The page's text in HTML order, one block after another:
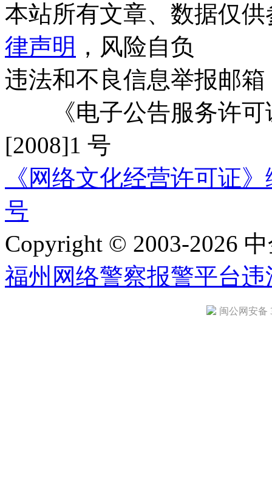
本站所有文章、数据仅
律声明 ，风险自负
违法和不良信息举报邮箱
《电子公告服务许可
[2008]1 号
《网络文化经营许可证
号
Copyright © 2003-2026
福州网络警察报警平台违
闽公网安备